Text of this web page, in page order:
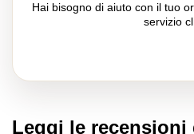
Hai bisogno di aiuto con il tuo
servizio
Leggi le